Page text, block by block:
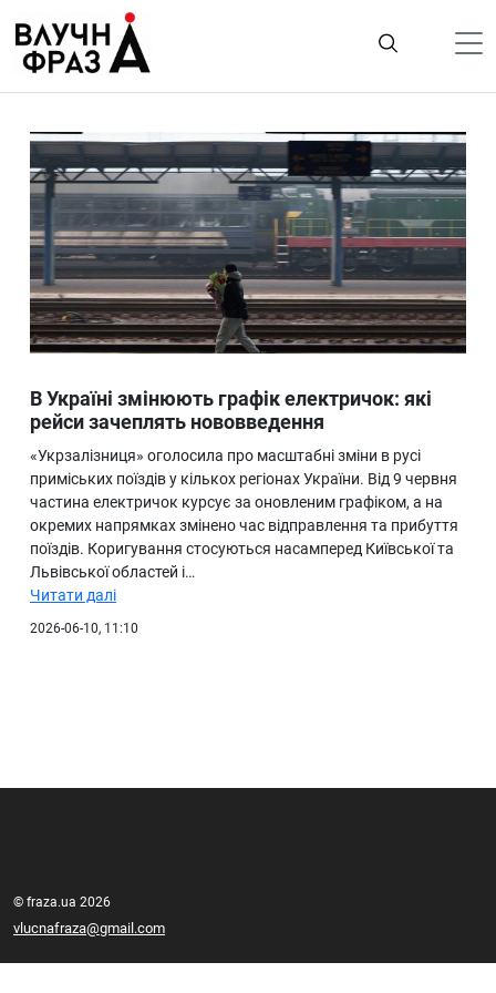
содержимому
Гроші
Життя
Лайфстайл
ТехноНаука
Людина
Ukraine
Про нас
В Україні змінюють графік електричок: які
рейси зачеплять нововведення
«Укрзалізниця» оголосила про масштабні зміни в русі
приміських поїздів у кількох регіонах України. Від 9 червня
частина електричок курсує за оновленим графіком, а на
окремих напрямках змінено час відправлення та прибуття
поїздів. Коригування стосуються насамперед Київської та
Львівської областей і…
Читати далі
2026-06-10, 11:10
© fraza.ua 2026
vlucnafraza@gmail.com